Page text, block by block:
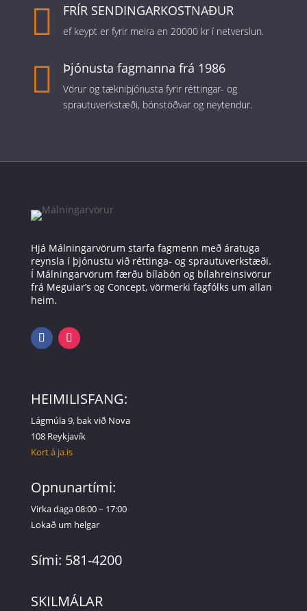
 FRÍR SENDINGARKOSTNAÐUR
ef keypt er fyrir meira en 20000 kr í netverslun.
 Þjónusta fagmanna frá 1986
Vörur og tækniþjónusta fyrir réttingar- og
sprautuverkstæði, bónstöðvar og neytendur.
Hjá Málningarvörum starfa fagmenn með áratuga
reynsla í þjónustu við réttinga- og sprautuverkstæði.
Í Málningarvörum færðu bílabón og bílahreinsivörur
frá Meguiar’s og Concept, vörmerki fagfólks um allan
heim.
HEIMILISFANG:
Lágmúla 9, bak við Nova
108 Reykjavík
Kort á ja.is
Opnunartími:
Virka daga 08:00 – 17:00
Lokað um helgar
Sími: 581-4200
SKILMÁLAR